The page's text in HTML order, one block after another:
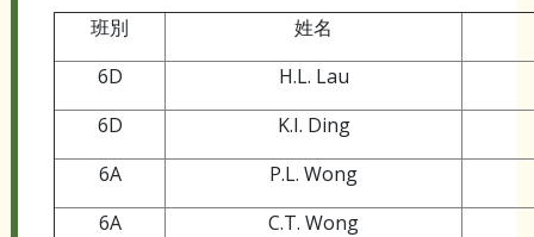
班別
姓名
6D
H.L. Lau
6D
K.I. Ding
6A
P.L. Wong
6A
C.T. Wong